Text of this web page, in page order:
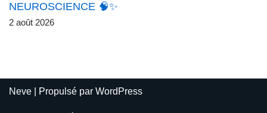
NEUROSCIENCE 🧠✨
2 août 2026
Neve | Propulsé par WordPress